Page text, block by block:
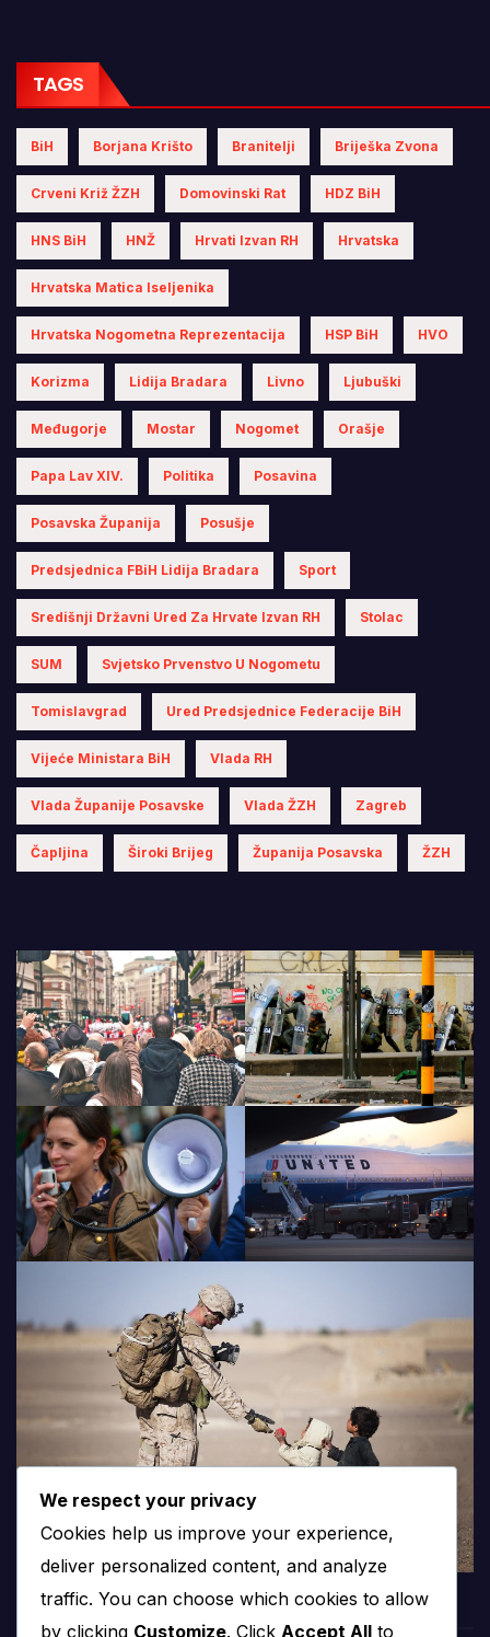
TAGS
BiH Borjana Krišto Branitelji Briješka Zvona
Crveni Križ ŽZH Domovinski Rat HDZ BiH
HNS BiH HNŽ Hrvati Izvan RH Hrvatska
Hrvatska Matica Iseljenika
Hrvatska Nogometna Reprezentacija HSP BiH HVO
Korizma Lidija Bradara Livno Ljubuški
Međugorje Mostar Nogomet Orašje
Papa Lav XIV. Politika Posavina
Posavska Županija Posušje
Predsjednica FBiH Lidija Bradara Sport
Središnji Državni Ured Za Hrvate Izvan RH Stolac
SUM Svjetsko Prvenstvo U Nogometu
Tomislavgrad Ured Predsjednice Federacije BiH
Vijeće Ministara BiH Vlada RH
Vlada Županije Posavske Vlada ŽZH Zagreb
Čapljina Široki Brijeg Županija Posavska ŽZH
We respect your privacy
Cookies help us improve your experience,
deliver personalized content, and analyze
traffic. You can choose which cookies to allow
by clicking Customize. Click Accept All to